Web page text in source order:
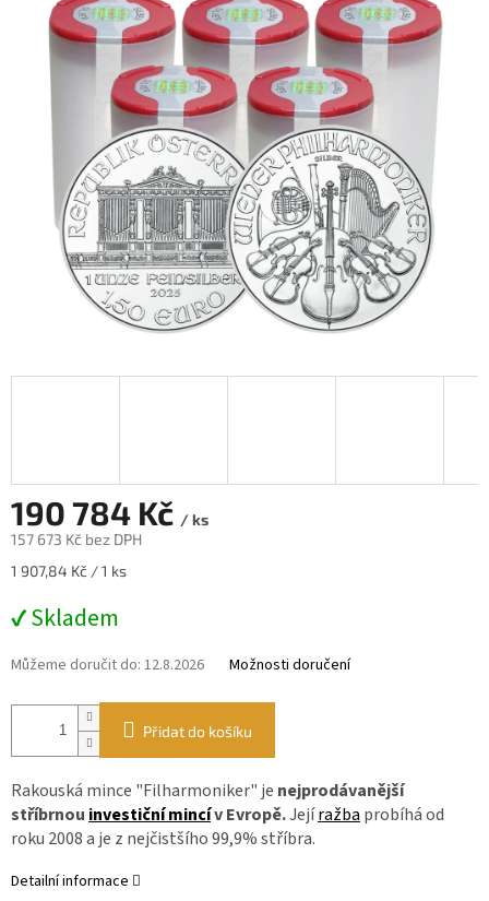
5,0
z
5
hvězdiček.
190 784 Kč / ks
157 673 Kč bez DPH
Měrná
1 907,84 Kč / 1 ks
✔ Skladem
Můžeme doručit do: 12.8.2026 Možnosti doručení
Přidat do košíku
Rakouská mince "Filharmoniker" je nejprodávanější
stříbrnouinvestiční mincív Evropě.Jejíražbaprobíhá od
roku 2008 a je z nejčistšího 99,9% stříbra.
Detailní informace